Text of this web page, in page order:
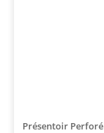
Présentoir Perforé